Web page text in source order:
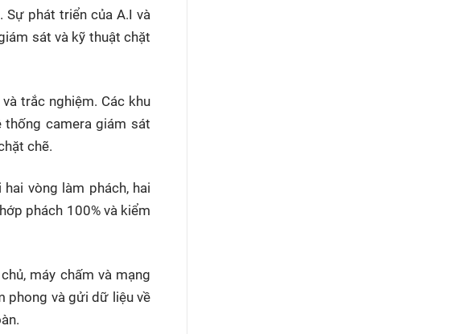
phát triển của A.I và
sát và kỹ thuật chặt
trắc nghiệm. Các khu
thống camera giám sát
chẽ.
vòng làm phách, hai
phách 100% và kiểm
máy chấm và mạng
phong và gửi dữ liệu về